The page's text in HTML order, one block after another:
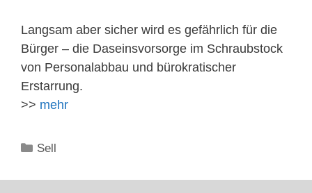
Langsam aber sicher wird es gefährlich für die
Bürger – die Daseinsvorsorge im Schraubstock
von Personalabbau und bürokratischer
Erstarrung.
>> mehr
Kategorien
Sell